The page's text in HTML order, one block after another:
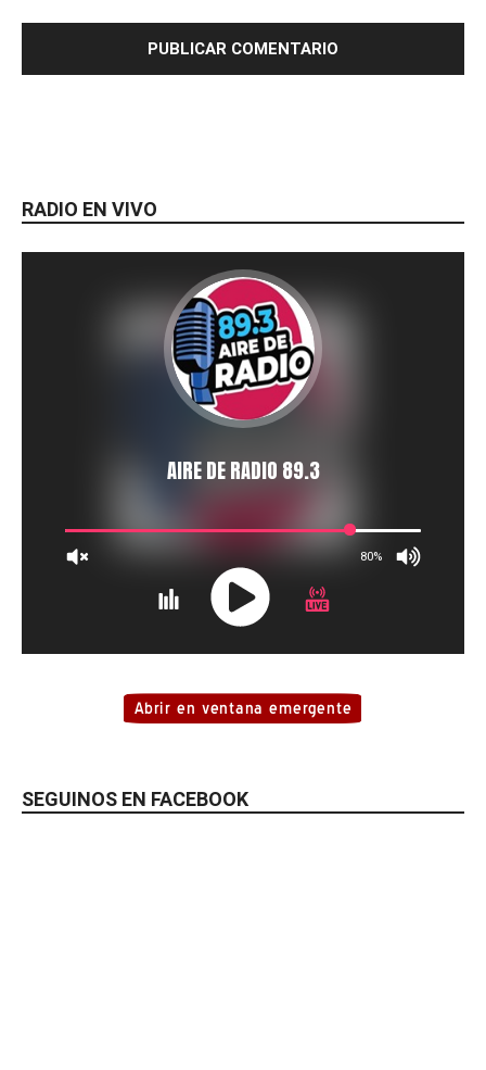
RADIO EN VIVO
SEGUINOS EN FACEBOOK